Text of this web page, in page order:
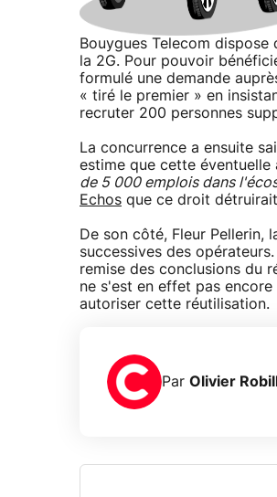
Bouygues Telecom
la 2G. Pour pouvoir
formulé une demande
« tiré le premier » en
recruter 200 personnes
La concurrence a ensuite
estime que cette
de 5 000 emplois dans
Echos que ce droit
De son côté, Fleur Pellerin,
successives des
remise des conclusions du
ne s'est en effet pas
autoriser cette réutilisation.
Par Olivier